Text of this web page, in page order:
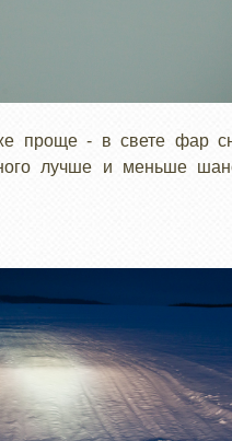
проще - в свете фар
лучше и меньше